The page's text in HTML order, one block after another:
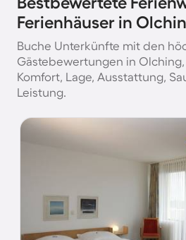
Ferienhäuser in
Buche Unterkünfte mit den
Gästebewertungen in
Komfort, Lage, Ausstattung,
Leistung.